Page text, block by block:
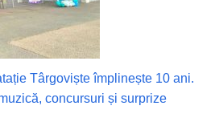
Târgoviște împlinește 10 ani.
concursuri și surprize